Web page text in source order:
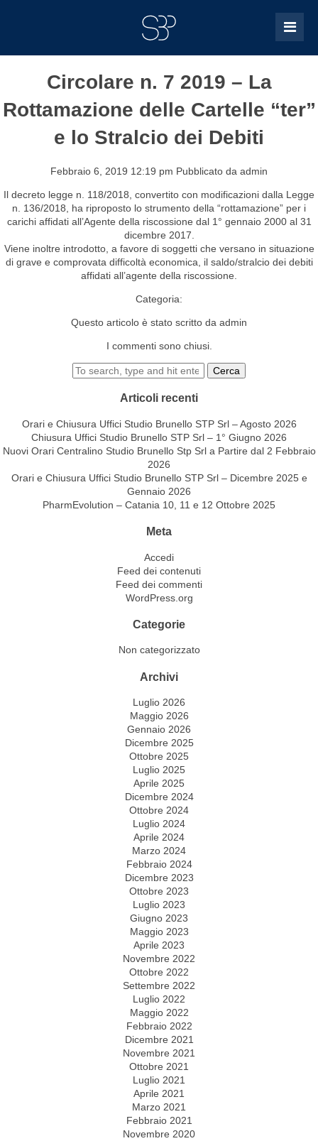
Circolare n. 7 2019 – La
Rottamazione delle Cartelle “ter”
e lo Stralcio dei Debiti
Febbraio 6, 2019 12:19 pm Pubblicato da admin
Il decreto legge n. 118/2018, convertito con modificazioni dalla Legge
n. 136/2018, ha riproposto lo strumento della “rottamazione” per i
carichi affidati all’Agente della riscossione dal 1° gennaio 2000 al 31
dicembre 2017.
Viene inoltre introdotto, a favore di soggetti che versano in situazione
di grave e comprovata difficoltà economica, il saldo/stralcio dei debiti
affidati all’agente della riscossione.
Categoria:
Questo articolo è stato scritto da admin
I commenti sono chiusi.
Cerca
Articoli recenti
Orari e Chiusura Uffici Studio Brunello STP Srl – Agosto 2026
Chiusura Uffici Studio Brunello STP Srl – 1° Giugno 2026
Nuovi Orari Centralino Studio Brunello Stp Srl a Partire dal 2 Febbraio
2026
Orari e Chiusura Uffici Studio Brunello STP Srl – Dicembre 2025 e
Gennaio 2026
PharmEvolution – Catania 10, 11 e 12 Ottobre 2025
Meta
Accedi
Feed dei contenuti
Feed dei commenti
WordPress.org
Categorie
Non categorizzato
Archivi
Luglio 2026
Maggio 2026
Gennaio 2026
Dicembre 2025
Ottobre 2025
Luglio 2025
Aprile 2025
Dicembre 2024
Ottobre 2024
Luglio 2024
Aprile 2024
Marzo 2024
Febbraio 2024
Dicembre 2023
Ottobre 2023
Luglio 2023
Giugno 2023
Maggio 2023
Aprile 2023
Novembre 2022
Ottobre 2022
Settembre 2022
Luglio 2022
Maggio 2022
Febbraio 2022
Dicembre 2021
Novembre 2021
Ottobre 2021
Luglio 2021
Aprile 2021
Marzo 2021
Febbraio 2021
Novembre 2020